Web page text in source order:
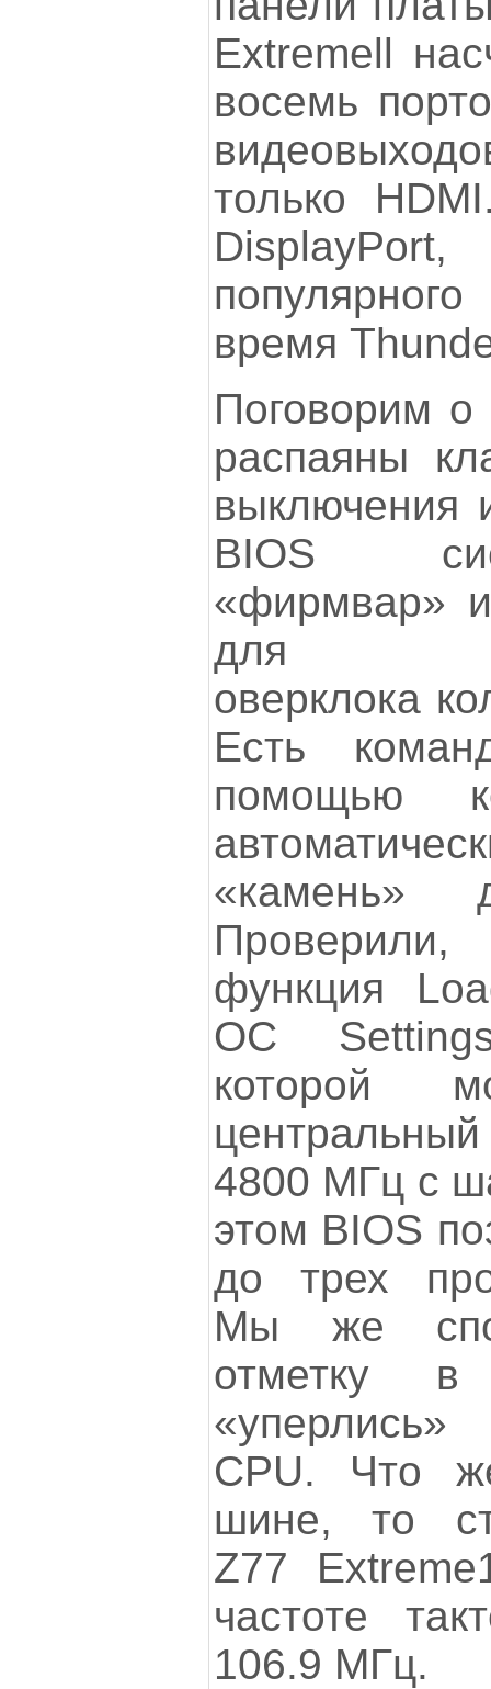
Extremell
восемь
только
время
Поговорим о
распаяны
выключения
BIOS
«фирмвар»
для
оверклока
Есть
помощью
функция
ОС
которой
4800 МГц с
этом BIOS
до трех
Мы же
отметку
CPU. Что
шине, то
Z77
частоте
106.9 МГц.